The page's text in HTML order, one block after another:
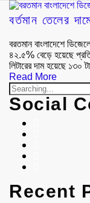
বর্তমান তেলের
বরতমান বাংলাদেশে
৪২.৫% বেড়ে হয়েছে
লিটারের দাম হয়েছে ১৩০
Read More
Social
Recent